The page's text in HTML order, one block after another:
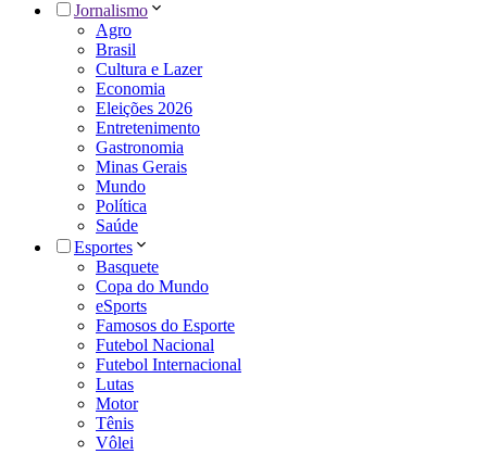
Jornalismo
Agro
Brasil
Cultura e Lazer
Economia
Eleições 2026
Entretenimento
Gastronomia
Minas Gerais
Mundo
Política
Saúde
Esportes
Basquete
Copa do Mundo
eSports
Famosos do Esporte
Futebol Nacional
Futebol Internacional
Lutas
Motor
Tênis
Vôlei